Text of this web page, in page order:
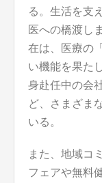
る。生活を支
医への橋渡し
在は、医療の
い機能を果た
身赴任中の会
ど、さまざま
いる。
また、地域コ
フェアや無料